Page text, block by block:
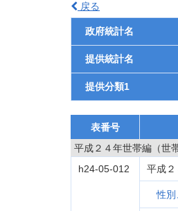
戻る
政府統計名
提供統計名
提供分類1
表番号
平成２４年世帯編（世
h24-05-012
平成
性